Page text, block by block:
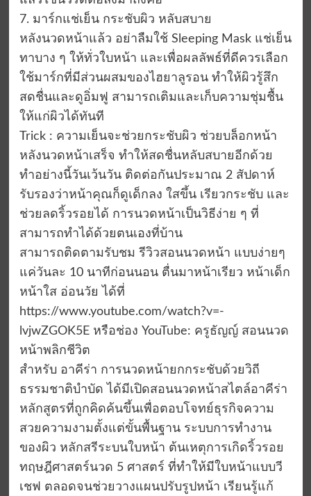
7. มาร์กแช่เย็น กระชับผิว หลับสบาย
หลังนวดหน้าแล้ว อย่าลืมใช้ Sleeping Mask แช่เย็น
ทาบาง ๆ ให้ทั่วใบหน้า และเพื่อผลลัพธ์ที่ดีควรเลือก
ใช้มาร์กที่มีส่วนผสมของไฮยาลูรอน ทำให้ผิวรู้สึก
สดชื่นและดูอิ่มฟู สามารถเติมและเก็บความชุ่มชื้น
ให้แก่ผิวได้ทันที
Trick : ความเย็นจะช่วยกระชับผิว ช่วยบล็อกหน้า
หลังนวดหน้าเสร็จ ทำให้สดชื่นหลับสบายอีกด้วย
ทำอย่างนี้วันเว้นวัน ติดต่อกันประมาณ 2 สัปดาห์
รับรองว่าหน้าคุณก็ดูเด็กลง ใสขึ้น เรียวกระชับ และ
ช่วยลดริ้วรอยได้ การนวดหน้าเป็นวิธีง่าย ๆ ที่
สามารถทำได้ด้วยตนเองที่บ้าน
สามารถติดตามรับชม รีวิวสอนนวดหน้า แบบง่ายๆ
แค่วันละ 10 นาทีก่อนนอน ตื่นมาหน้าเรียว หน้าเด็ก
หน้าใส อ่อนวัย ได้ที่
https://www.youtube.com/watch?v=-
lvjwZGOK5E หรือช่อง YouTube: ครูธัญญ์ สอนนวด
หน้าพลิกชีวิต
สำหรับ อาคีร่า การนวดหน้ายกกระชับด้วยวิถี
ธรรมชาติบำบัด ได้มีเปิดสอนนวดหน้าสไตล์อาคีร่า
หลักสูตรที่ถูกคิดค้นขึ้นเพื่อตอบโจทย์ธุรกิจความ
สวยความงามตั้งแต่ขั้นพื้นฐาน ระบบการทำงาน
ของผิว หลักสรีระบนใบหน้า ต้นเหตุการเกิดริ้วรอย
ทฤษฎีศาสตร์นวด 5 ศาสตร์ ที่ทำให้มีใบหน้าแบบวี
เชฟ ตลอดจนช่วยวางแผนปรับรูปหน้า เรียนรู้แก้